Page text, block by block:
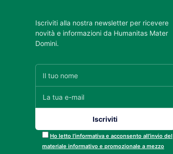
Iscriviti alla nostra newsletter per ricevere
novità e informazioni da Humanitas Mater
Domini.
Ho letto l’informativa e acconsento all’invio del
materiale informativo e promozionale a mezzo